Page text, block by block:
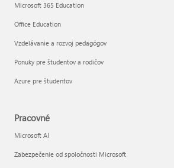
Microsoft 365 Education
Office Education
Vzdelávanie a rozvoj pedagógov
Ponuky pre študentov a rodičov
Azure pre študentov
Pracovné
Microsoft AI
Zabezpečenie od spoločnosti Microsoft